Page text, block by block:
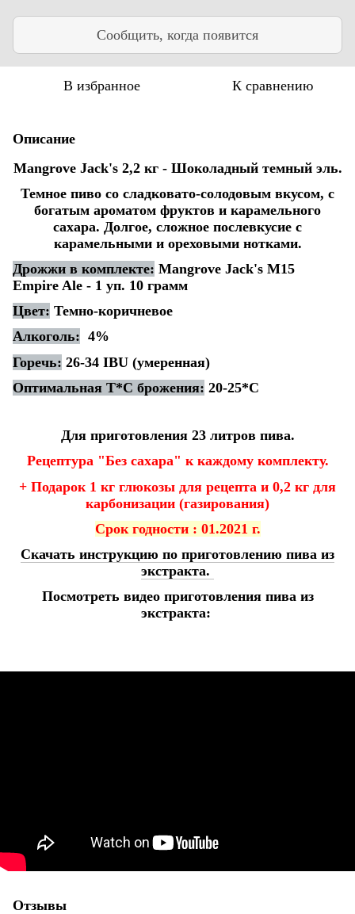
Сообщить, когда появится
В избранное К сравнению
Описание
Mangrove Jack's 2,2 кг - Шоколадный темный эль.
Темное пиво со сладковато-солодовым вкусом, с
богатым ароматом фруктов и карамельного
сахара. Долгое, сложное послевкусие с
карамельными и ореховыми нотками.
Дрожжи в комплекте: Mangrove Jack's M15
Empire Ale - 1 уп. 10 грамм
Цвет: Темно-коричневое
Алкоголь: 4%
Горечь: 26-34 IBU (умеренная)
Оптимальная Т*С брожения: 20-25*С
Для приготовления 23 литров пива.
Рецептура "Без сахара" к каждому комплекту.
+ Подарок 1 кг глюкозы для рецепта и 0,2 кг для
карбонизации (газирования)
Срок годности : 01.2021 г.
Скачать инструкцию по приготовлению пива из
экстракта.
Посмотреть видео приготовления пива из
экстракта:
Отзывы